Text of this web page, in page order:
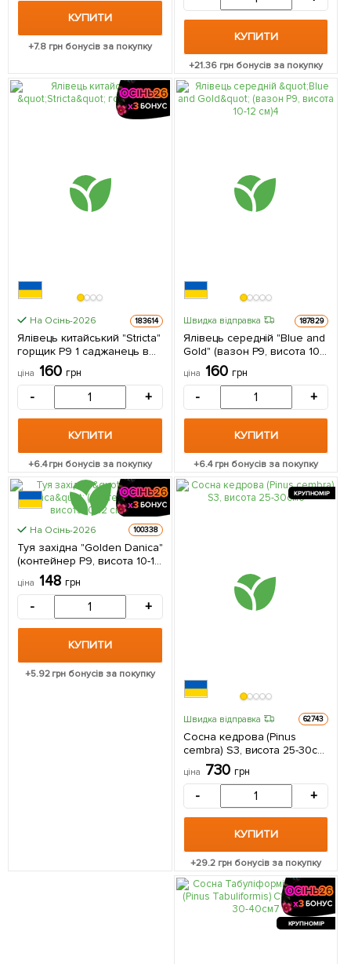
КУПИТИ
+7.8 грн бонусів за покупку
КУПИТИ
+21.36 грн бонусів за покупку
На Осінь-2026 183614
Ялівець китайський "Stricta"
горщик P9 1 саджанець в
упаковці
ціна 160 грн
- +
КУПИТИ
+6.4грн бонусів за покупку
Швидка відправка 187829
Ялівець середній "Blue and
Gold" (вазон Р9, висота 10-
12 см) 1 саджанець в
упаковці
ціна 160 грн
- +
КУПИТИ
+6.4грн бонусів за покупку
На Осінь-2026 100338
Туя західна "Golden Danica"
(контейнер Р9, висота 10-12
ціна 148 грн
- +
КУПИТИ
+5.92грн бонусів за покупку
КРУПНОМІР
Швидка відправка 62743
Сосна кедрова (Pinus
cembra) S3, висота 25-30см
1 саджанець в упаковці
ціна 730 грн
- +
КУПИТИ
+29.2 грн бонусів за покупку
КРУПНОМІР